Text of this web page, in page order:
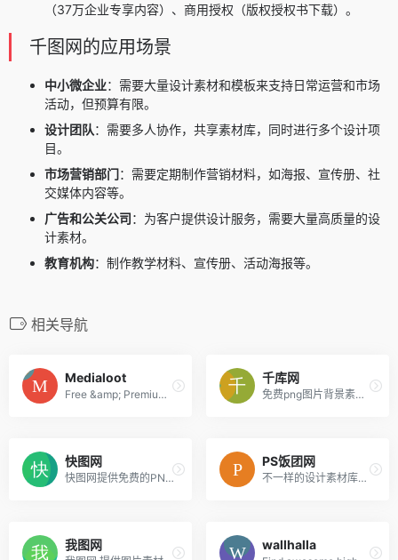
（37万企业专享内容）、商用授权（版权授权书下载）。
千图网的应用场景
中小微企业：需要大量设计素材和模板来支持日常运营和市场
活动，但预算有限。
设计团队：需要多人协作，共享素材库，同时进行多个设计项
目。
市场营销部门：需要定期制作营销材料，如海报、宣传册、社
交媒体内容等。
广告和公关公司：为客户提供设计服务，需要大量高质量的设
计素材。
教育机构：制作教学材料、宣传册、活动海报等。
相关导航
Medialoot
Free &amp; Premium Design Resources &mdash; Medialoot
千库网
免费png图片背景素材下载
快图网
快图网提供免费的PNG元素和高清背景图片素材免费下载
PS饭团网
不一样的设计素材库！让自己的设计与众不同！
我图网 wallhalla